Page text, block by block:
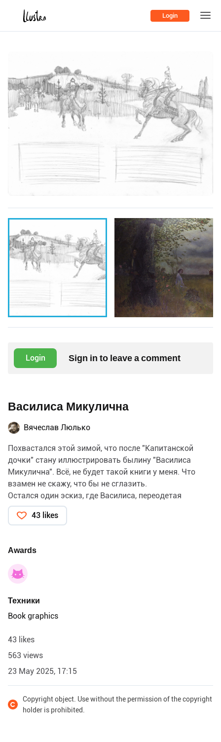
Login
Login Sign in to leave a comment
Василиса Микулична
Вячеслав Люлько
Похвастался этой зимой, что после "Капитанской
дочки" стану иллюстрировать былину "Василиса
Микулична". Всё, не будет такой книги у меня. Что
взамен не скажу, что бы не сглазить.
Остался один эскиз, где Василиса, переодетая
ордынским послом, по дороге в Киев и встречает
княжескую дружину.
43 likes
Awards
Техники
Book graphics
43 likes
563 views
23 May 2025, 17:15
Copyright object. Use without the permission of the copyright
holder is prohibited.